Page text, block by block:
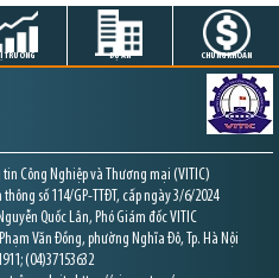
TRƯỜNG DỰ ÁN CHỨNG KHOÁN
Công Nghiệp và Thương mại (VITIC)
số 114/GP-TTĐT, cấp ngày 3/6/2024
Quốc Lân, Phó Giám đốc VITIC
Văn Đồng, phường Nghĩa Đô, Tp. Hà Nội
(04)37153632